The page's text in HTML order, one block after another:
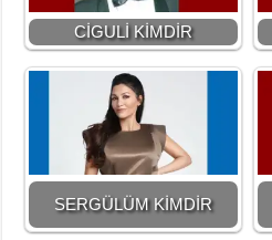
CİGULİ KİMDİR
SERGÜLÜM KİMDİR